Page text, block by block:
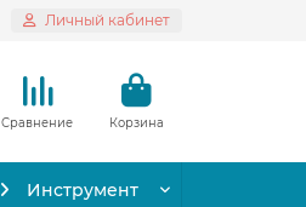
Личный кабинет
Сравнение Корзина
Инструмент